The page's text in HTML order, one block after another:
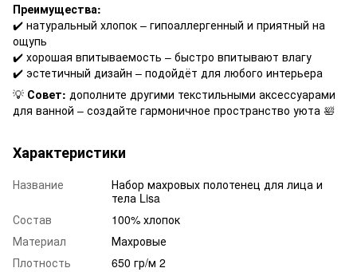
Преимущества:
✔️ натуральный хлопок – гипоаллергенный и приятный на
ощупь
✔️ хорошая впитываемость – быстро впитывают влагу
✔️ эстетичный дизайн – подойдёт для любого интерьера
💡 Совет: дополните другими текстильными аксессуарами
для ванной – создайте гармоничное пространство уюта 🛀
Характеристики
Название
Набор махровых полотенец для лица и
тела Lisa
Состав
100% хлопок
Материал
Махровые
Плотность
650 гр/м 2